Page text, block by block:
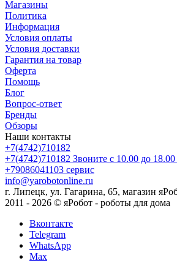
Магазины
Политика
Информация
Условия оплаты
Условия доставки
Гарантия на товар
Оферта
Помощь
Блог
Вопрос-ответ
Бренды
Обзоры
Наши контакты
+7(4742)710182
+7(4742)710182 Звоните с 10.00 до
+79086041103 сервис
info@yarobotonline.ru
г. Липецк, ул. Гагарина, 65, магазин
2011 - 2026 © яРобот - роботы для дома
Вконтакте
Telegram
WhatsApp
Max